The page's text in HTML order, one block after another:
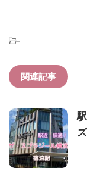
-
関連記事